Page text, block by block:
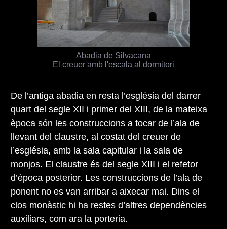
Abadia de Silvacana
El creuer amb l'escala al dormitori
De l’antiga abadia en resta l’església del darrer
quart del segle XII i primer del XIII, de la mateixa
època són les construccions a tocar de l’ala de
llevant del claustre, al costat del creuer de
l’església, amb la sala capitular i la sala de
monjos. El claustre és del segle XIII i el refetor
d’època posterior. Les construccions de l’ala de
ponent no es van arribar a aixecar mai. Dins el
clos monàstic hi ha restes d’altres dependències
auxiliars, com ara la porteria.